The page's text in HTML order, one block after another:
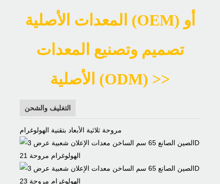
المعدات الأصلية (OEM) أو
تصميم وتصنيع المعدات
الأصلية (ODM) >>
التغليف والشحن
مروحة ثلاثية الأبعاد بتقنية الهولوغرام